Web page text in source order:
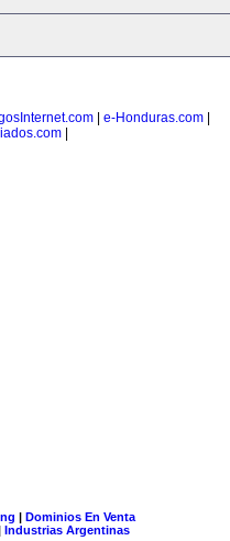
e-Honduras.com
|
| Dominios En Venta
Industrias Argentinas